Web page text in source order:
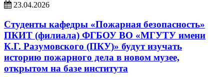
23.04.2026
Студенты кафедры «Пожарная безопасность»
ПКИТ (филиала) ФГБОУ ВО «МГУТУ имени
К.Г. Разумовского (ПКУ)» будут изучать
историю пожарного дела в новом музее,
открытом на базе института